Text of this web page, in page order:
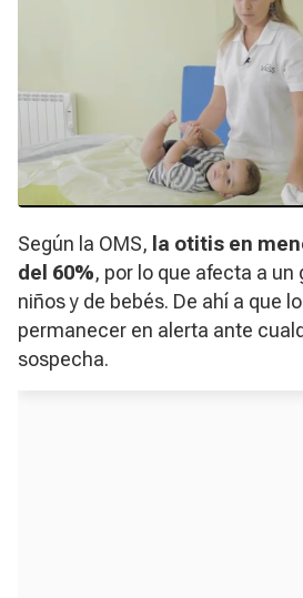
Según la OMS, la otitis en
del 60%, por lo que afecta a un
niños y de bebés. De ahí a que
permanecer en alerta ante
sospecha.